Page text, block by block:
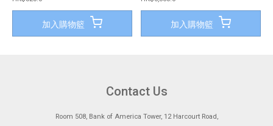
加入購物籃 加入購物籃
Contact Us
Room 508, Bank of America Tower, 12 Harcourt Road,